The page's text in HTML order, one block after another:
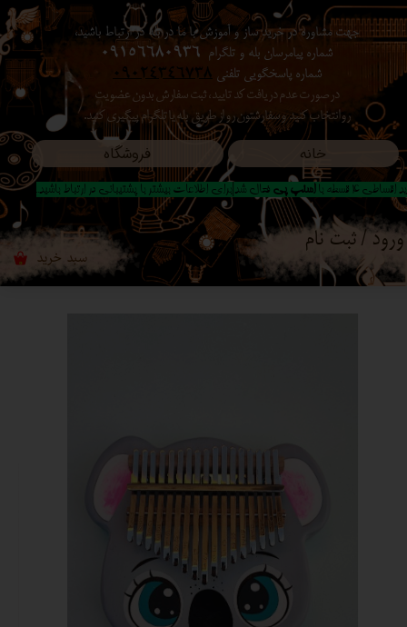
خانه فروشگاه
جهت مشاوره در خرید ساز و آموزش با ما در بله در ارتباط باشید،
شماره پیامرسان بله و تلگرام 09156680936
شماره پاسخگویی تلفنی 09024346738
در صورت عدم دریافت کد تایید ، ثبت سفارش بدون عضویت
رو انتخاب کنید ​​​​​​​ و سفارشتون رو از طریق بله یا تلگرام پیگیری کنید.
۰ سبد خرید
ورود / ثبت نام
حساب کاربری من
تغییر گذر واژه
سفارشات
خروج از حساب کاربری
اقساطی 4 قسطه با اسنپ پی فعال شد|برای اطلاعات بیشتر با پشتیبانی در ارتباط باشید..